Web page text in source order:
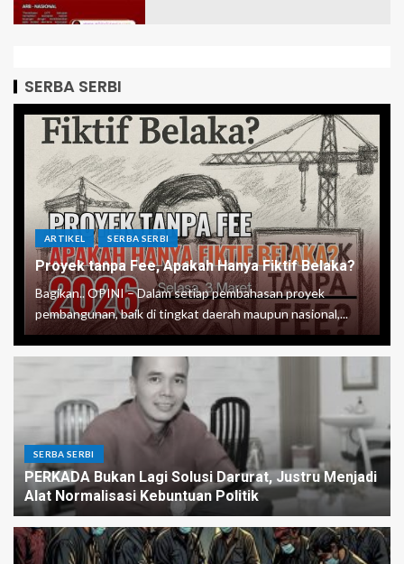
SERBA SERBI
ARTIKEL SERBA SERBI
Proyek tanpa Fee, Apakah Hanya Fiktif Belaka?
Bagikan.. OPINI – Dalam setiap pembahasan proyek
pembangunan, baik di tingkat daerah maupun nasional,...
SERBA SERBI
PERKADA Bukan Lagi Solusi Darurat, Justru Menjadi
Alat Normalisasi Kebuntuan Politik